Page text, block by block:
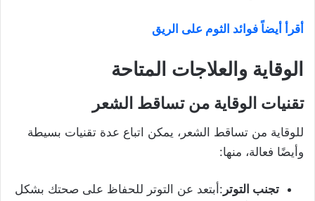
أقرأ أيضاً فوائد الثوم على الريق
الوقاية والعلاجات المتاحة
تقنيات الوقاية من تساقط الشعر
للوقاية من تساقط الشعر، يمكن اتباع عدة تقنيات بسيطة
وأيضًا فعالة، منها:
تجنب التوتر :أبتعد عن التوتر للحفاظ على صحتك بشكل